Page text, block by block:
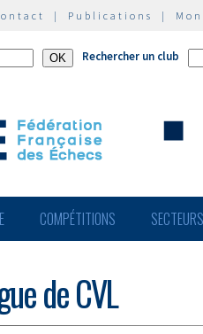
| Publications |
Rechercher un club
COMPÉTITIONS SECTEURS
de CVL